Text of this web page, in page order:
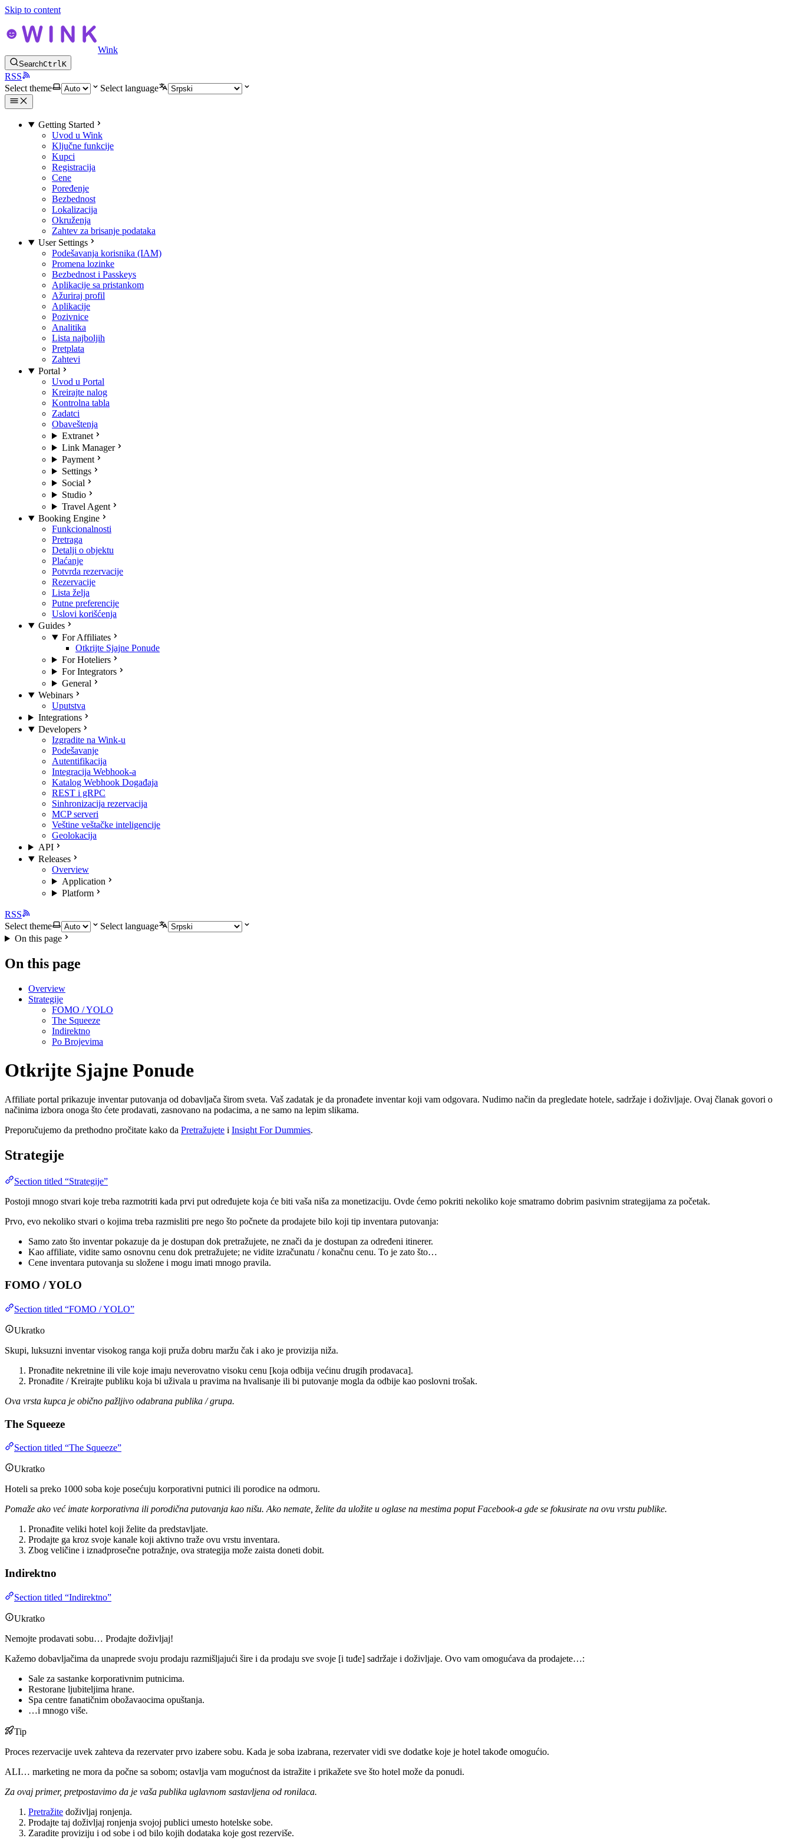
Skip to content
Wink
SearchCtrlK
RSS
Select theme
Select language
Getting Started
Uvod u Wink
Ključne funkcije
Kupci
Registracija
Cene
Poređenje
Bezbednost
Lokalizacija
Okruženja
Zahtev za brisanje podataka
User Settings
Podešavanja korisnika (IAM)
Promena lozinke
Bezbednost i Passkeys
Aplikacije sa pristankom
Ažuriraj profil
Aplikacije
Pozivnice
Analitika
Lista najboljih
Pretplata
Zahtevi
Portal
Uvod u Portal
Kreirajte nalog
Kontrolna tabla
Zadatci
Obaveštenja
Extranet
Link Manager
Payment
Settings
Social
Studio
Travel Agent
Booking Engine
Funkcionalnosti
Pretraga
Detalji o objektu
Plaćanje
Potvrda rezervacije
Rezervacije
Lista želja
Putne preferencije
Uslovi korišćenja
Guides
For Affiliates
Otkrijte Sjajne Ponude
For Hoteliers
For Integrators
General
Webinars
Uputstva
Integrations
Developers
Izgradite na Wink-u
Podešavanje
Autentifikacija
Integracija Webhook-a
Katalog Webhook Događaja
REST i gRPC
Sinhronizacija rezervacija
MCP serveri
Veštine veštačke inteligencije
Geolokacija
API
Releases
Overview
Application
Platform
RSS
Select theme
Select language
On this page
On this page
Overview
Strategije
FOMO / YOLO
The Squeeze
Indirektno
Po Brojevima
Otkrijte Sjajne Ponude
Affiliate portal prikazuje inventar putovanja od dobavljača širom sveta. Vaš zadatak je da pronađete inventar koji vam odgovara. Nudimo način da pregledate hotele, sadržaje i doživljaje. Ovaj članak govori o
načinima izbora onoga što ćete prodavati, zasnovano na podacima, a ne samo na lepim slikama.
Preporučujemo da prethodno pročitate kako da Pretražujete i Insight For Dummies.
Strategije
Section titled “Strategije”
Postoji mnogo stvari koje treba razmotriti kada prvi put određujete koja će biti vaša niša za monetizaciju. Ovde ćemo pokriti nekoliko koje smatramo dobrim pasivnim strategijama za početak.
Prvo, evo nekoliko stvari o kojima treba razmisliti pre nego što počnete da prodajete bilo koji tip inventara putovanja:
Samo zato što inventar pokazuje da je dostupan dok pretražujete, ne znači da je dostupan za određeni itinerer.
Kao affiliate, vidite samo osnovnu cenu dok pretražujete; ne vidite izračunatu / konačnu cenu. To je zato što…
Cene inventara putovanja su složene i mogu imati mnogo pravila.
FOMO / YOLO
Section titled “FOMO / YOLO”
Ukratko
Skupi, luksuzni inventar visokog ranga koji pruža dobru maržu čak i ako je provizija niža.
Pronađite nekretnine ili vile koje imaju neverovatno visoku cenu [koja odbija većinu drugih prodavaca].
Pronađite / Kreirajte publiku koja bi uživala u pravima na hvalisanje ili bi putovanje mogla da odbije kao poslovni trošak.
Ova vrsta kupca je obično pažljivo odabrana publika / grupa.
The Squeeze
Section titled “The Squeeze”
Ukratko
Hoteli sa preko 1000 soba koje posećuju korporativni putnici ili porodice na odmoru.
Pomaže ako već imate korporativna ili porodična putovanja kao nišu. Ako nemate, želite da uložite u oglase na mestima poput Facebook-a gde se fokusirate na ovu vrstu publike.
Pronađite veliki hotel koji želite da predstavljate.
Prodajte ga kroz svoje kanale koji aktivno traže ovu vrstu inventara.
Zbog veličine i iznadprosečne potražnje, ova strategija može zaista doneti dobit.
Indirektno
Section titled “Indirektno”
Ukratko
Nemojte prodavati sobu… Prodajte doživljaj!
Kažemo dobavljačima da unaprede svoju prodaju razmišljajući šire i da prodaju sve svoje [i tuđe] sadržaje i doživljaje. Ovo vam omogućava da prodajete…:
Sale za sastanke korporativnim putnicima.
Restorane ljubiteljima hrane.
Spa centre fanatičnim obožavaocima opuštanja.
…i mnogo više.
Tip
Proces rezervacije uvek zahteva da rezervater prvo izabere sobu. Kada je soba izabrana, rezervater vidi sve dodatke koje je hotel takođe omogućio.
ALI… marketing ne mora da počne sa sobom; ostavlja vam mogućnost da istražite i prikažete sve što hotel može da ponudi.
Za ovaj primer, pretpostavimo da je vaša publika uglavnom sastavljena od ronilaca.
Pretražite doživljaj ronjenja.
Prodajte taj doživljaj ronjenja svojoj publici umesto hotelske sobe.
Zaradite proviziju i od sobe i od bilo kojih dodataka koje gost rezerviše.